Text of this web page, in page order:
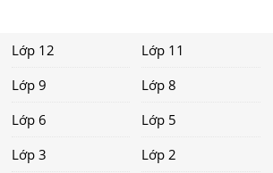
Lớp 12
Lớp 11
Lớp 9
Lớp 8
Lớp 6
Lớp 5
Lớp 3
Lớp 2